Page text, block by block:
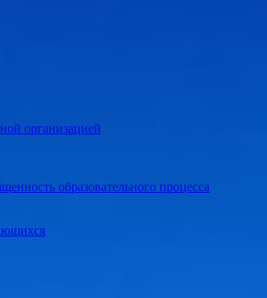
организацией
образовательного процесса